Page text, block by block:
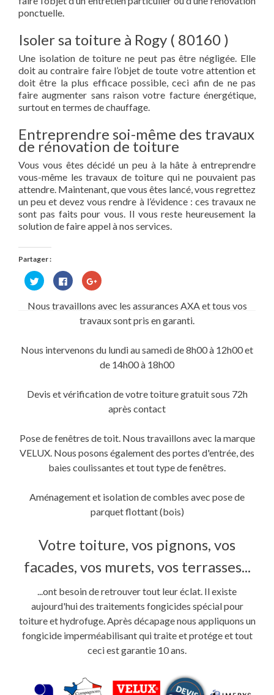
ponctuelle.
Isoler sa toiture à Rogy ( 80160 )
Une isolation de toiture ne peut pas être négligée. Elle
doit au contraire faire l’objet de toute votre attention et
doit être la plus efficace possible, ceci afin de ne pas
faire augmenter sans raison votre facture énergétique,
surtout en termes de chauffage.
Entreprendre soi-même des travaux
de rénovation de toiture
Vous vous êtes décidé un peu à la hâte à entreprendre
vous-même les travaux de toiture qui ne pouvaient pas
attendre. Maintenant, que vous êtes lancé, vous regrettez
un peu et devez vous rendre à l’évidence : ces travaux ne
sont pas faits pour vous. Il vous reste heureusement la
solution de faire appel à nos services.
Partager :
Cliquez
pour
partager
Twitter(ouvre
Cliquez
pour
partager
sur
Facebook(ouvre
dans
une
Cliquez
pour
Google+
dans
fenêtre)
Nous travaillons avec les assurances AXA et tous vos
travaux sont pris en garanti.
Nous intervenons du lundi au samedi de 8h00 à 12h00 et
de 14h00 à 18h00
Devis et vérification de votre toiture gratuit sous 72h
après contact
Pose de fenêtres de toit. Nous travaillons avec la marque
VELUX. Nous posons également des portes d'entrée, des
baies coulissantes et tout type de fenêtres.
Aménagement et isolation de combles avec pose de
parquet flottant (bois)
Votre toiture, vos pignons, vos
facades, vos murets, vos terrasses...
...ont besoin de retrouver tout leur éclat. Il existe
aujourd'hui des traitements fongicides spécial pour
toiture et hydrofuge. Après décapage nous appliquons un
fongicide imperméabilisant qui traite et protége et tout
ceci est garantie 10 ans.